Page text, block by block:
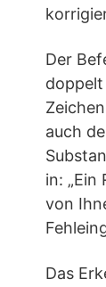
Der
auch
in:
von
Das